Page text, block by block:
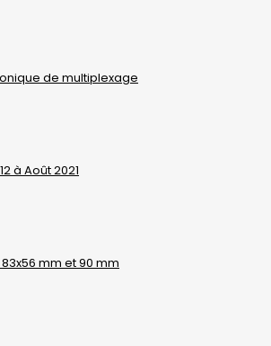
de multiplexage
à Août 2021
mm et 90 mm